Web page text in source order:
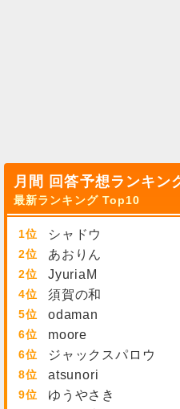
月間 回答予想ランキン
最新ランキング Top10
1 シャドウ
2 あおりん
2 JyuriaM
4 須賀の和
5 odaman
6 moore
6 ジャックスパロウ
8 atsunori
9 ゆうやさき